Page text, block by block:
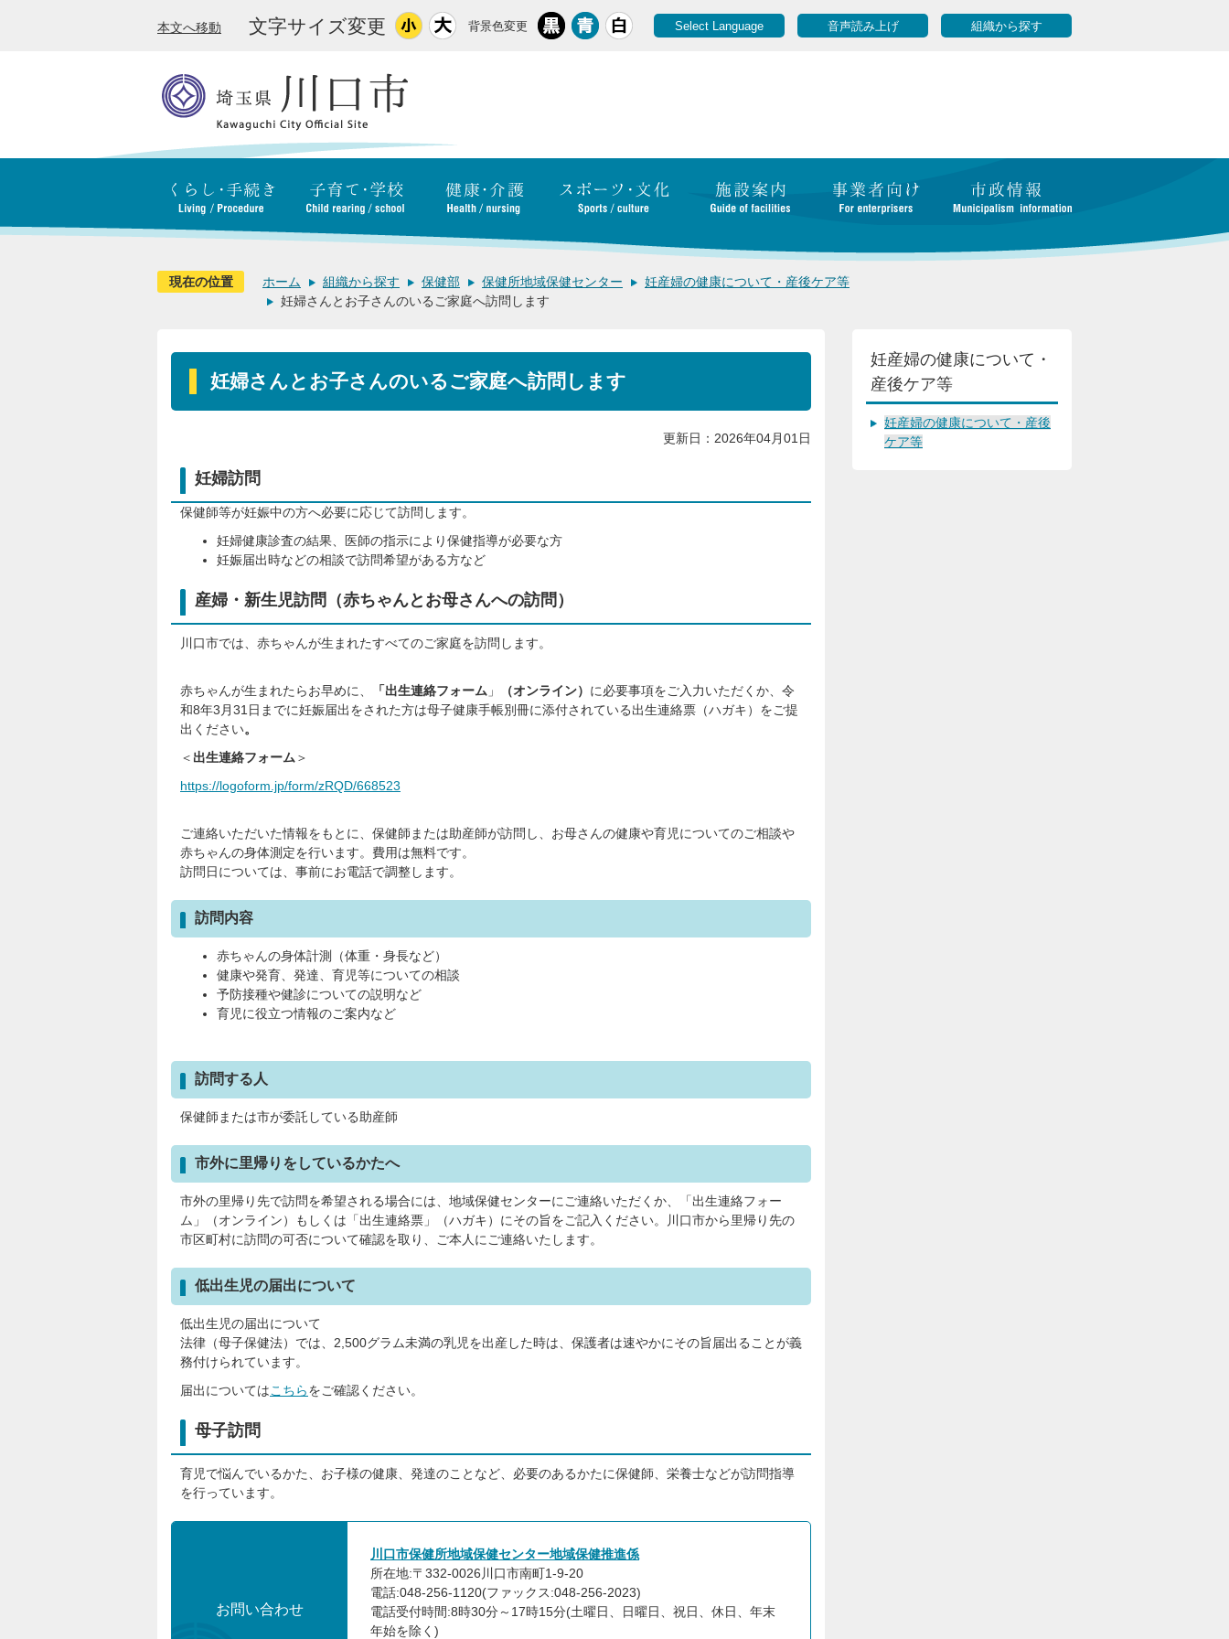
本文へ移動 文字サイズ変更 背景色変更 Select Language 音声読み上げ 組織から探す
現在の位置 ホーム 組織から探す 保健部 保健所地域保健センター
妊産婦の健康について・産後ケア等
妊婦さんとお子さんのいるご家庭へ訪問します
妊婦さんとお子さんのいるご家庭へ訪問します
更新日：2026年04月01日
妊婦訪問
保健師等が妊娠中の方へ必要に応じて訪問します。
妊婦健康診査の結果、医師の指示により保健指導が必要な方
妊娠届出時などの相談で訪問希望がある方など
産婦・新生児訪問（赤ちゃんとお母さんへの訪問）
川口市では、赤ちゃんが生まれたすべてのご家庭を訪問します。
赤ちゃんが生まれたらお早めに、 「出生連絡フォーム 」 （オンライン） に必要事項をご入力いただくか、令
和8年3月31日までに妊娠届出をされた方は母子健康手帳別冊に添付されている出生連絡票（ハガキ）をご提
出ください。
＜ 出生連絡フォーム ＞
https://logoform.jp/form/zRQD/668523
ご連絡いただいた情報をもとに、保健師または助産師が訪問し、お母さんの健康や育児についてのご相談や
赤ちゃんの身体測定を行います。費用は無料です。
訪問日については、事前にお電話で調整します。
訪問内容
赤ちゃんの身体計測（体重・身長など）
健康や発育、発達、育児等についての相談
予防接種や健診についての説明など
育児に役立つ情報のご案内など
訪問する人
保健師または市が委託している助産師
市外に里帰りをしているかたへ
市外の里帰り先で訪問を希望される場合には、地域保健センターにご連絡いただくか、「出生連絡フォー
ム」（オンライン）もしくは「出生連絡票」（ハガキ）にその旨をご記入ください。川口市から里帰り先の
市区町村に訪問の可否について確認を取り、ご本人にご連絡いたします。
低出生児の届出について
低出生児の届出について
法律（母子保健法）では、2,500グラム未満の乳児を出産した時は、保護者は速やかにその旨届出ることが義
務付けられています。
届出についてはこちらをご確認ください。
母子訪問
育児で悩んでいるかた、お子様の健康、発達のことなど、必要のあるかたに保健師、栄養士などが訪問指導
を行っています。
お問い合わせ
川口市保健所地域保健センター地域保健推進係
所在地:〒332-0026川口市南町1-9-20
電話:048-256-1120(ファックス:048-256-2023)
電話受付時間:8時30分～17時15分(土曜日、日曜日、祝日、休日、年末
年始を除く)
妊産婦の健康について・
産後ケア等
妊産婦の健康について・産後
ケア等